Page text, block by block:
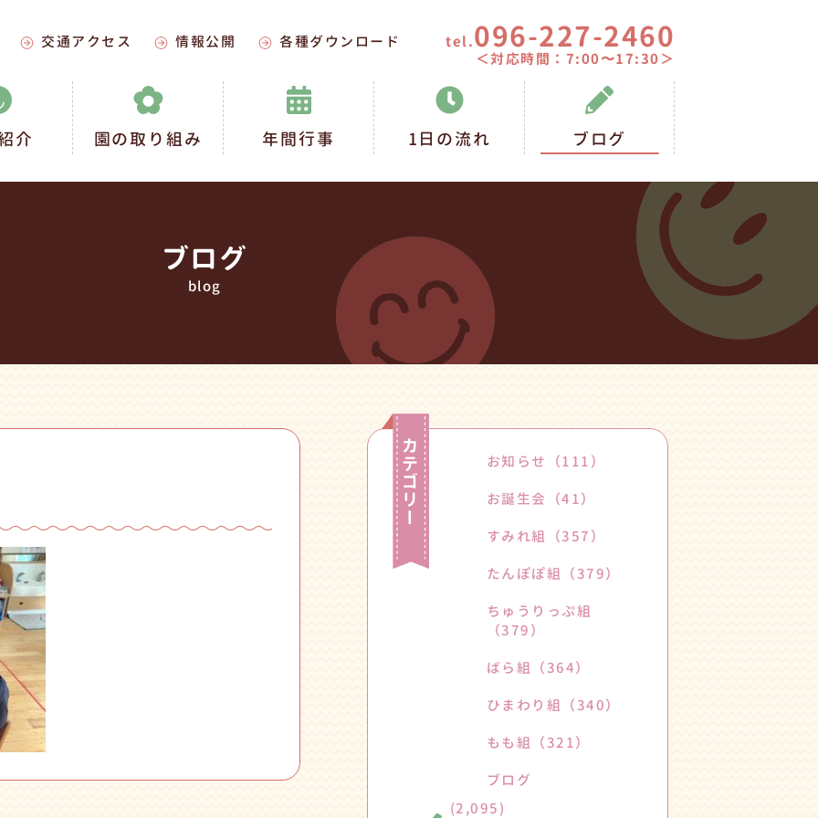
交通アクセス 情報公開 各種ダウンロード tel.096-227-2460
＜対応時間：7:00〜17:30＞
介 園の取り組み 年間行事 1日の流れ ブログ
ブログ
blog
お知らせ
（111）
お誕生会
（41）
すみれ組
（357）
たんぽぽ組 （379）
ちゅうりっぷ組
（379）
ばら組 （364）
ひまわり組 （340）
もも組 （321）
ブログ
(2,095)